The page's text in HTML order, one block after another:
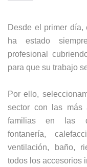
Desde el primer
ha estado
profesional
para que su trabajo
Por ello,
sector con las más
familias en las
fontanería,
ventilación, baño,
todos los accesorios